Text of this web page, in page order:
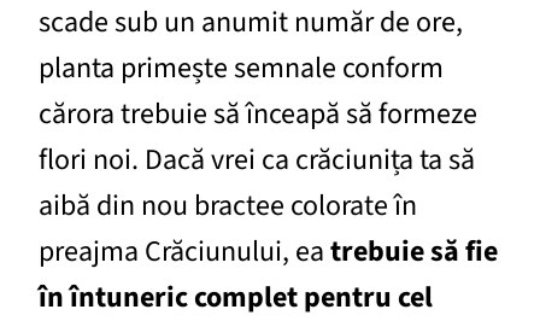
scade sub un anumit număr de ore,
planta primește semnale conform
cărora trebuie să înceapă să formeze
flori noi. Dacă vrei ca crăciunița ta să
aibă din nou bractee colorate în
preajma Crăciunului, eatrebuie să fie
în întuneric complet pentru cel